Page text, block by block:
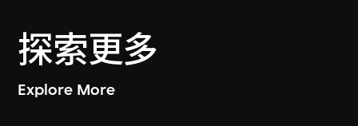
探索更多
Explore More